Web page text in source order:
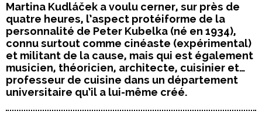
Martina Kudláček a voulu cerner, sur près de
quatre heures, l’aspect protéiforme de la
personnalité de Peter Kubelka (né en 1934),
connu surtout comme cinéaste (expérimental)
et militant de la cause, mais qui est également
musicien, théoricien, architecte, cuisinier et…
professeur de cuisine dans un département
universitaire qu’il a lui-même créé.